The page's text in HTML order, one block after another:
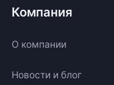
Компания
О компании
Новости и блог